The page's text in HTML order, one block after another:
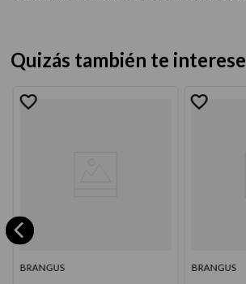
Quizás también te interese
BRANGUS BRANGUS